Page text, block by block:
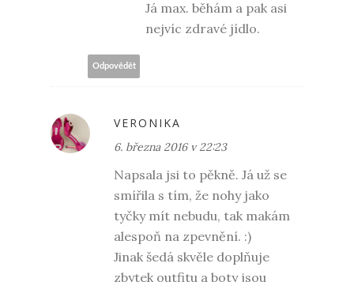
Já max. běhám a pak asi
nejvíc zdravé jídlo.
Odpovědět
VERONIKA
6. března 2016 v 22:23
Napsala jsi to pěkně. Já už se
smířila s tím, že nohy jako
tyčky mít nebudu, tak makám
alespoň na zpevnění. :)
Jinak šedá skvěle doplňuje
zbytek outfitu a boty jsou